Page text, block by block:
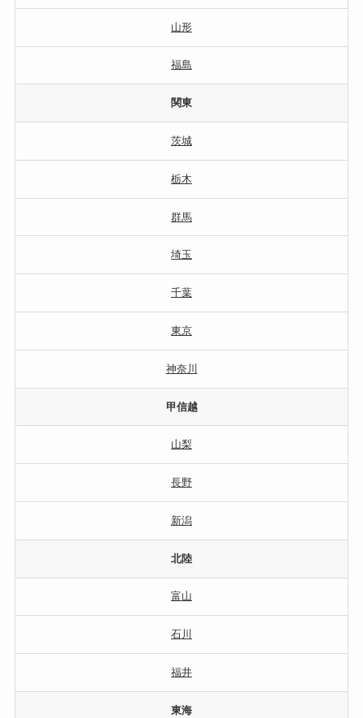
山形
福島
関東
茨城
栃木
群馬
埼玉
千葉
東京
神奈川
甲信越
山梨
長野
新潟
北陸
富山
石川
福井
東海